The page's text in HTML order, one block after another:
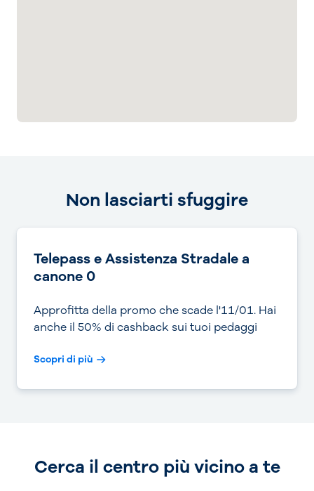
Non lasciarti sfuggire
Telepass e Assistenza Stradale a
canone 0
Approfitta della promo che scade l'11/01. Hai
anche il 50% di cashback sui tuoi pedaggi
Scopri di più
Cerca il centro più vicino a te